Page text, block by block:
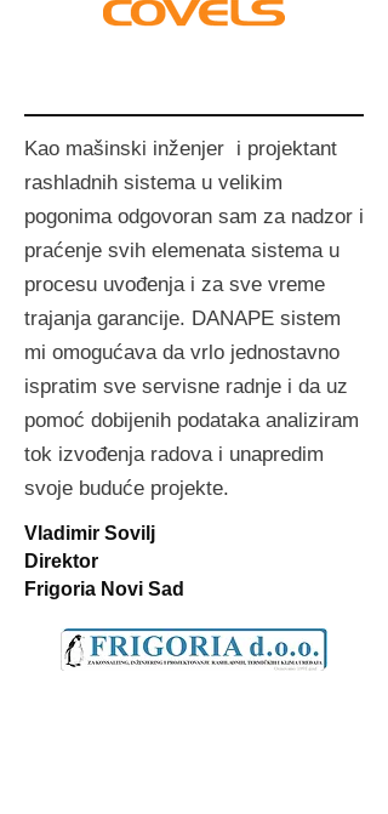
Kao mašinski inženjer i projektant
rashladnih sistema u velikim
pogonima odgovoran sam za nadzor i
praćenje svih elemenata sistema u
procesu uvođenja i za sve vreme
trajanja garancije. DANAPE sistem
mi omogućava da vrlo jednostavno
ispratim sve servisne radnje i da uz
pomoć dobijenih podataka analiziram
tok izvođenja radova i unapredim
svoje buduće projekte.
Vladimir Sovilj
Direktor
Frigoria Novi Sad